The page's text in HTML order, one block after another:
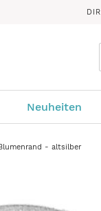
Neuheiten
- altsilber